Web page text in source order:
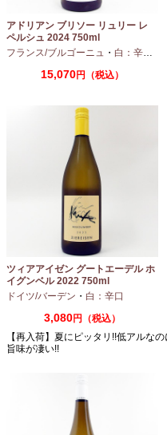
アドリアン ブリソー リュリー レ
ペルシュ 2024 750ml
フランス/ブルゴーニュ ・ 白：辛口
15,070円（税込）
ツィアアイゼン グートエーデル ホ
イグンベル 2022 750ml
ドイツ/バーデン ・ 白：辛口
3,080円（税込）
【再入荷】夏にピッタリ!!低アルなの
旨味が凄い!!